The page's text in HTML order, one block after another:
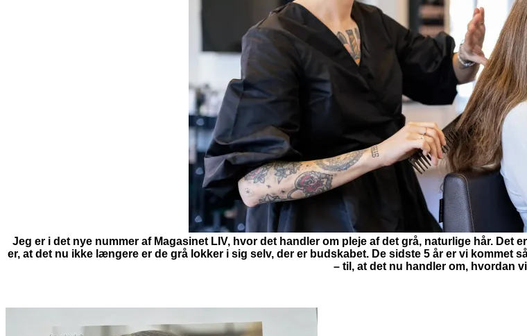
Jeg er i det nye nummer af Magasinet LIV, hvor det handler om pleje af det grå, naturlige hår.
er, at det nu ikke længere er de grå lokker i sig selv, der er budskabet. De sidste 5 år er vi kommet
– til, at det nu handler om, hvordan